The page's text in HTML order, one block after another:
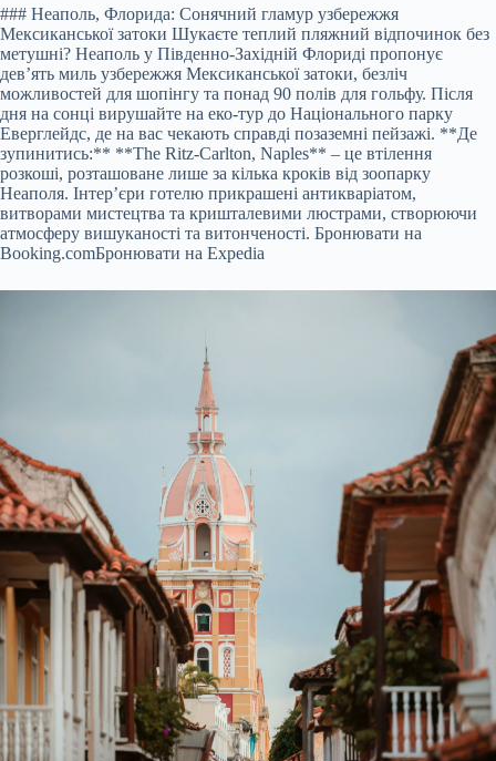
### Неаполь, Флорида: Сонячний гламур узбережжя
Мексиканської затоки Шукаєте теплий пляжний відпочинок без
метушні? Неаполь у Південно-Західній Флориді пропонує
дев’ять миль узбережжя Мексиканської затоки, безліч
можливостей для шопінгу та понад 90 полів для гольфу. Після
дня на сонці вирушайте на еко-тур до Національного парку
Еверглейдс, де на вас чекають справді позаземні пейзажі. **Де
зупинитись:** **The Ritz-Carlton, Naples** – це втілення
розкоші, розташоване лише за кілька кроків від зоопарку
Неаполя. Інтер’єри готелю прикрашені антикваріатом,
витворами мистецтва та кришталевими люстрами, створюючи
атмосферу вишуканості та витонченості. Бронювати на
Booking.comБронювати на Expedia